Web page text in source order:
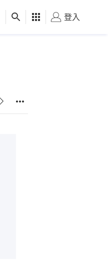
健康 好食玩飛
登入